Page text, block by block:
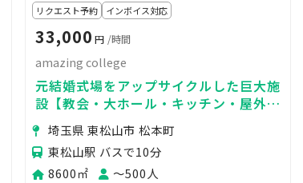
リクエスト予約 インボイス対応
33,000 円 /時間
amazing college
元結婚式場をアップサイクルした巨大施
設【教会・大ホール・キッチン・屋外撮
影】埼玉県 東松山市 松本町
東松山駅 バスで10分
8600㎡
〜500人